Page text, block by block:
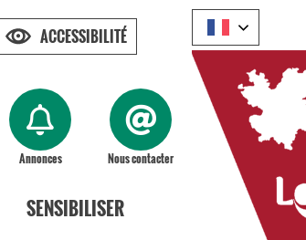
Annonces Nous contacter
SENSIBILISER
ACCESSIBILITÉ